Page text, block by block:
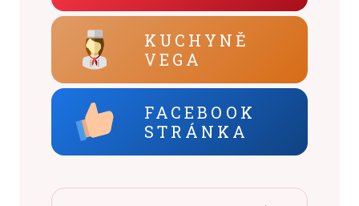
KUCHYNĚ
VEGA
FACEBOOK
STRÁNKA